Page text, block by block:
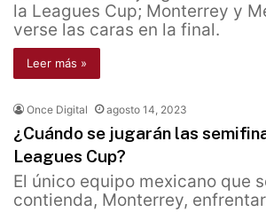
la Leagues Cup; Monterrey y
verse las caras en la final.
Leer más »
Once Digital agosto 14, 2023
¿Cuándo se jugarán las
Leagues Cup?
El único equipo mexicano que
contienda, Monterrey,